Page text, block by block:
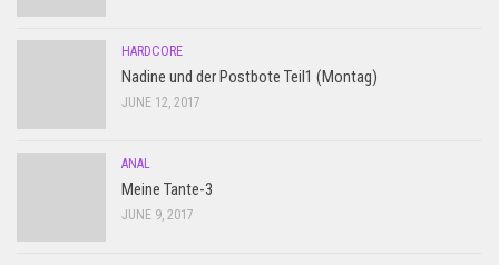
HARDCORE
Nadine und der Postbote Teil1 (Montag)
JUNE 12, 2017
ANAL
Meine Tante-3
JUNE 9, 2017